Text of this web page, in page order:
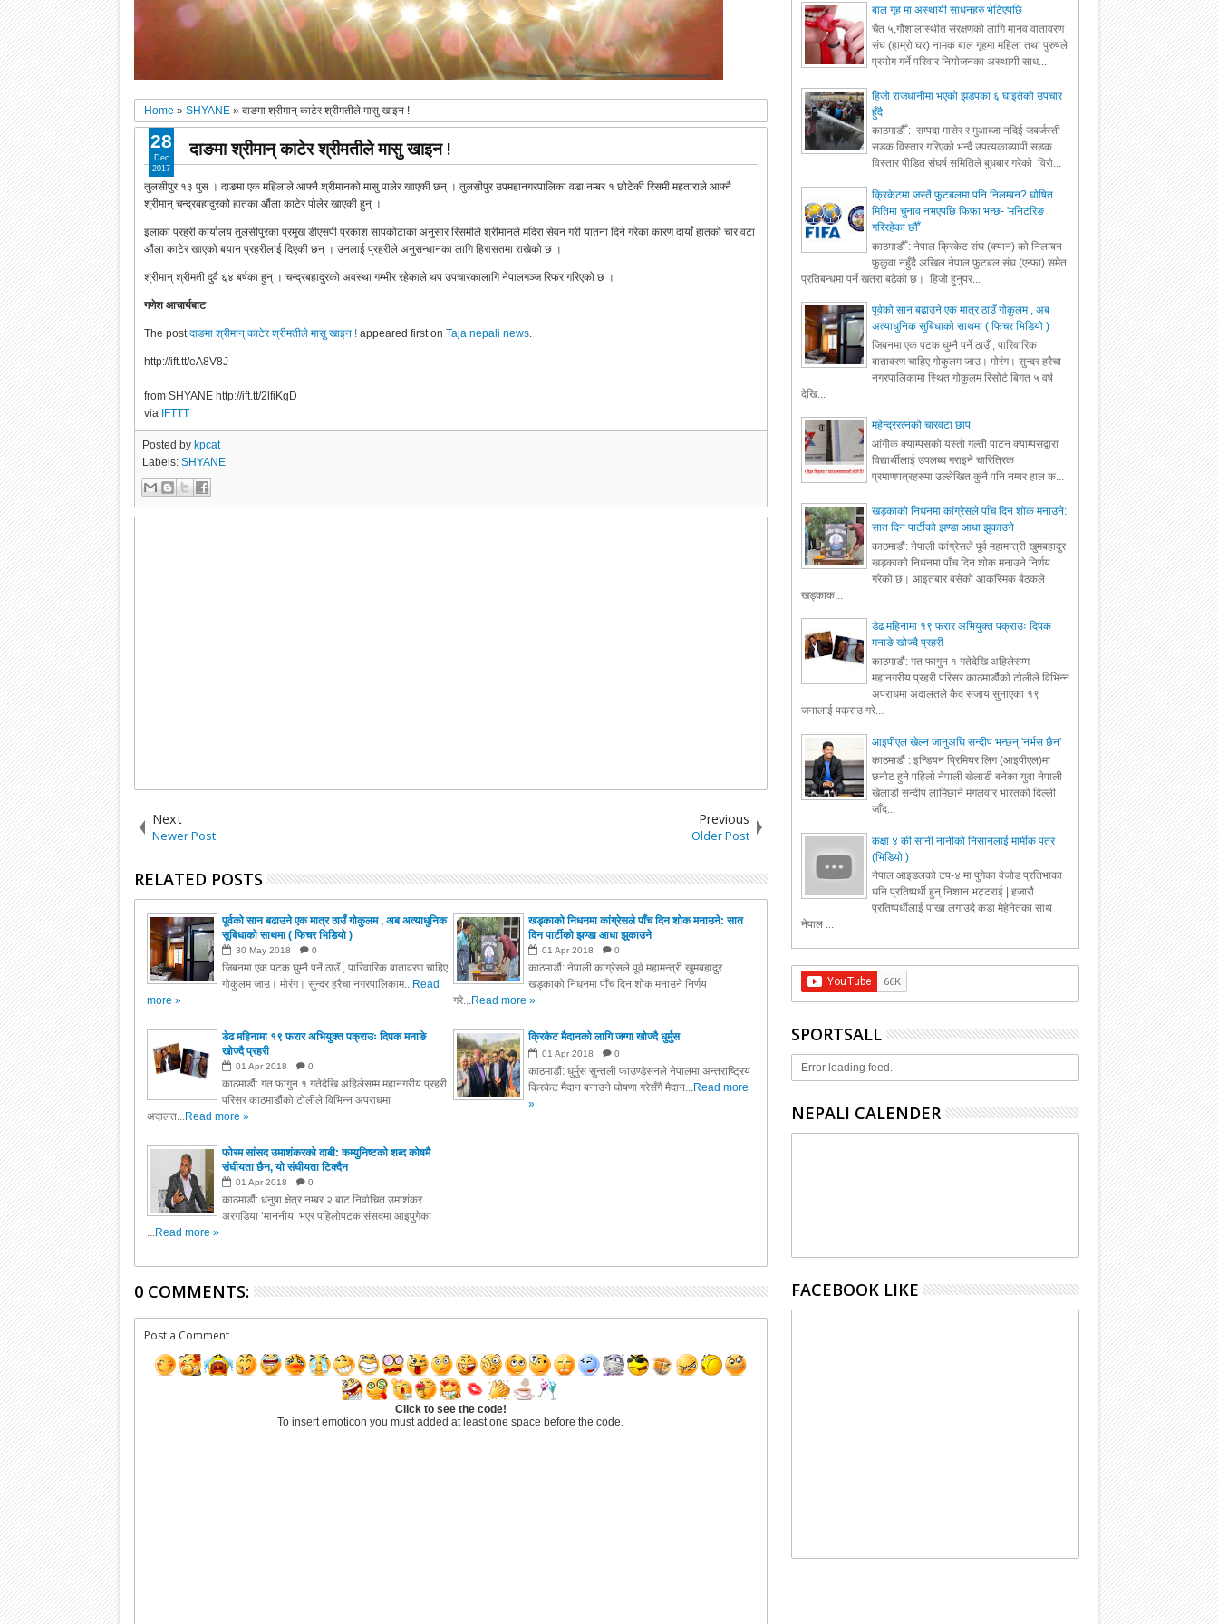
Home »SHYANE »दाङमा श्रीमान् काटेर श्रीमतीले मासु खाइन !
दाङमा श्रीमान् काटेर श्रीमतीले मासु खाइन !
तुलसीपुर १३ पुस । दाङमा एक महिलाले आफ्नै श्रीमानको मासु पालेर खाएकी छन् । तुलसीपुर उपमहानगरपालिका वडा नम्बर १ छोटेकी रिसमी महताराले आफ्नै
श्रीमान् चन्द्रबहादुरकोे हातका औंला काटेर पोलेर खाएकी हुन् ।
इलाका प्रहरी कार्यालय तुलसीपुरका प्रमुख डीएसपी प्रकाश सापकोटाका अनुसार रिसमीले श्रीमानले मदिरा सेवन गरी यातना दिने गरेका कारण दायाँ हातको चार वटा
औंला काटेर खाएको बयान प्रहरीलाई दिएकी छन् । उनलाई प्रहरीले अनुसन्धानका लागि हिरासतमा राखेको छ ।
श्रीमान् श्रीमती दुवै ६४ बर्षका हुन् । चन्द्रबहादुरको अवस्था गम्भीर रहेकाले थप उपचारकालागि नेपालगञ्ज रिफर गरिएको छ ।
गणेश आचार्यबाट
The postदाङमा श्रीमान् काटेर श्रीमतीले मासु खाइन ! appeared first onTaja nepali news.
http://ift.tt/eA8V8J
from SHYANE http://ift.tt/2lfiKgD
via IFTTT
28
Dec
2017
Posted by kpcat
Labels:SHYANE
Next
Newer Post
Previous
Older Post
RELATED POSTS
पूर्वको सान बढाउने एक मात्र ठाउँ गोकुलम , अब अत्याधुनिक
सुबिधाको साथमा ( फिचर भिडियो )
30 May 2018 0
जिबनमा एक पटक घुम्नै पर्ने ठाउँ , पारिवारिक बातावरण चाहिए
गोकुलम जाउ। मोरंग। सुन्दर हरैचा नगरपालिकाम...Read
more »
खड्काको निधनमा कांग्रेसले पाँच दिन शोक मनाउने: सात
दिन पार्टीको झण्डा आधा झुकाउने
01 Apr 2018 0
काठमाडौं: नेपाली कांग्रेसले पूर्व महामन्त्री खुमबहादुर
खड्काको निधनमा पाँच दिन शोक मनाउने निर्णय
गरे...Read more »
डेढ महिनामा १९ फरार अभियुक्त पक्राउः दिपक मनाङे
खोज्दै प्रहरी
01 Apr 2018 0
काठमाडौं: गत फागुन १ गतेदेखि अहिलेसम्म महानगरीय प्रहरी
परिसर काठमाडौंको टोलीले विभिन्न अपराधमा
अदालत...Read more »
क्रिकेट मैदानको लागि जग्गा खोज्दै धुर्मुस
01 Apr 2018 0
काठमाडौं: धुर्मुस सुन्तली फाउण्डेसनले नेपालमा अन्तराष्ट्रिय
क्रिकेट मैदान बनाउने घोषणा गरेसँगै मैदान...Read more
»
फोरम सांसद उमाशंकरको दाबी: कम्युनिष्टको शब्द कोषमै
संघीयता छैन, यो संघीयता टिक्दैन
01 Apr 2018 0
काठमाडौं: धनुषा क्षेत्र नम्बर २ बाट निर्वाचित उमाशंकर
अरगडिया ‘माननीय’ भएर पहिलोपटक संसदमा आइपुगेका
...Read more »
0 COMMENTS:
Post a Comment
Click to see the code!
To insert emoticon you must added at least one space before the code.
बाल गृह मा अस्थायी साधनहरु भेटिएपछि
चैत ५,गौशालास्थीत संरक्षणको लागि मानव वातावरण
संघ (हाम्रो घर) नामक बाल गृहमा महिला तथा पुरुषले
प्रयोग गर्ने परिवार नियोजनका अस्थायी साध...
हिजो राजधानीमा भएको झडपका ६ घाइतेको उपचार
हुँदै
काठमाडौँ : सम्पदा मासेर र मुआब्जा नदिई जबर्जस्ती
सडक विस्तार गरिएको भन्दै उपत्यकाव्यापी सडक
विस्तार पीडित संघर्ष समितिले बुधबार गरेको विरो...
क्रिकेटमा जस्तै फुटबलमा पनि निलम्बन? घोषित
मितिमा चुनाव नभएपछि फिफा भन्छ- 'मनिटरिङ
गरिरहेका छौँ'
काठमाडौँ : नेपाल क्रिकेट संघ (क्यान) को निलम्बन
फुकुवा नहुँदै अखिल नेपाल फुटबल संघ (एन्फा) समेत
प्रतिबन्धमा पर्ने खतरा बढेको छ। हिजो हुनुपर...
पूर्वको सान बढाउने एक मात्र ठाउँ गोकुलम , अब
अत्याधुनिक सुबिधाको साथमा ( फिचर भिडियो )
जिबनमा एक पटक घुम्नै पर्ने ठाउँ , पारिवारिक
बातावरण चाहिए गोकुलम जाउ। मोरंग। सुन्दर हरैचा
नगरपालिकामा स्थित गोकुलम रिसोर्ट बिगत ५ वर्ष
देखि...
महेन्द्ररत्नको चारवटा छाप
आंगीक क्याम्पसको यस्तो गल्ती पाटन क्याम्पसद्वारा
विद्यार्थीलाई उपलब्ध गराइने चारित्रिक
प्रमाणपत्रहरुमा उल्लेखित कुनै पनि नम्वर हाल क...
खड्काको निधनमा कांग्रेसले पाँच दिन शोक मनाउने:
सात दिन पार्टीको झण्डा आधा झुकाउने
काठमाडौं: नेपाली कांग्रेसले पूर्व महामन्त्री खुमबहादुर
खड्काको निधनमा पाँच दिन शोक मनाउने निर्णय
गरेको छ। आइतबार बसेको आकस्मिक बैठकले
खड्काक...
डेढ महिनामा १९ फरार अभियुक्त पक्राउः दिपक
मनाङे खोज्दै प्रहरी
काठमाडौं: गत फागुन १ गतेदेखि अहिलेसम्म
महानगरीय प्रहरी परिसर काठमाडौंको टोलीले विभिन्न
अपराधमा अदालतले कैद सजाय सुनाएका १९
जनालाई पक्राउ गरे...
आइपीएल खेल्न जानुअघि सन्दीप भन्छन् 'नर्भस छैन'
काठमाडौं : इन्डियन प्रिमियर लिग (आइपीएल)मा
छनोट हुने पहिलो नेपाली खेलाडी बनेका युवा नेपाली
खेलाडी सन्दीप लामिछाने मंगलवार भारतको दिल्ली
जाँद...
कक्षा ४ की सानी नानीको निसानलाई मार्मीक पत्र
(भिडियो )
नेपाल आइडलको टप-४ मा पुगेका वेजोड प्रतिभाका
धनि प्रतिष्पर्धी हुन् निशान भट्टराई | हजारौ
प्रतिष्पर्धीलाई पाखा लगाउदै कडा मेहेनेतका साथ
नेपाल ...
SPORTSALL
Error loading feed.
NEPALI CALENDER
FACEBOOK LIKE